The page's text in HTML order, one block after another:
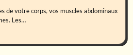
de votre corps, vos muscles abdominaux
Les…